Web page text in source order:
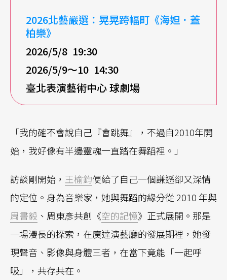
2026北藝嚴選：晃晃跨幅町《海妲．蓋
柏樂》
2026/5/8 19:30
2026/5/9～10 14:30
臺北表演藝術中心 球劇場
「我的確不會說自己『會跳舞』，不過自2010年開
始，我好像有半邊靈魂一直踏在舞蹈裡。」
訪談剛開始， 王榆鈞便給了自己一個謙遜卻又深情
的定位。身為音樂家，她與舞蹈的緣分從 2010 年與
周書毅 、周東彥共創《空的記憶》正式展開。那是
一場漫長的探索，在廣達演藝廳的發展期裡，她發
現聲音、影像與身體三者，在當下竟能「一起呼
吸」，共存共在。